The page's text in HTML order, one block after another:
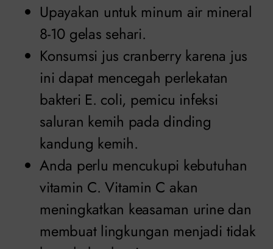
Upayakan untuk minum air mineral
8-10 gelas sehari.
Konsumsi jus cranberry karena jus
ini dapat mencegah perlekatan
bakteri E. coli, pemicu infeksi
saluran kemih pada dinding
kandung kemih.
Anda perlu mencukupi kebutuhan
vitamin C. Vitamin C akan
meningkatkan keasaman urine dan
membuat lingkungan menjadi tidak